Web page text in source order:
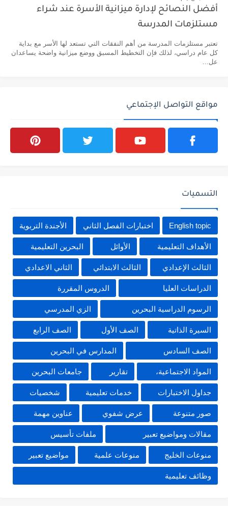
أفضل النصائح لإدارة ميزانية الأسرة عند شراء
مستلزمات المدرسة
تعتبر مستلزمات المدرسة من أهم النفقات التي تستعد لها الأسر مع بداية
كل عام دراسي، لذلك فإن التخطيط المسبق ووضع ميزانية واضحة يساعدان
عل...
مواقع التواصل الإجتماعي
التسميات
English topic اختبارات الفصل الثاني الأجندة التربوية
الأهداف التعليمية الأوائل البحرين التعليمية
الثالث الإعدادي الثالث الابتدائي الثاني الاعدادي
الدراسات العليا الدروس المقررة
الرسوم الدراسية البحرين الزي المدرسي
السيرة الذاتية الصف الأول الصف الرابع
الصف السادس المدارس في البحرين
المواد الاجتماعية، تقارير جامعات البحرين
جداول الاختبارات خدمات تعليمية شخصيات
صور متنوعة عرض شفوي عناوين مهمة
مقالات ومواضيع تعبير ملفات تأسيس
منوعات الخليج منوعات علمية مواضيع تعبير
وظائف تعليمية